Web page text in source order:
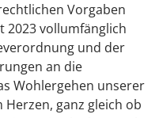
Vorgaben
2023 vollumfänglich
und der
an die
Wohlergehen unserer
ganz gleich ob